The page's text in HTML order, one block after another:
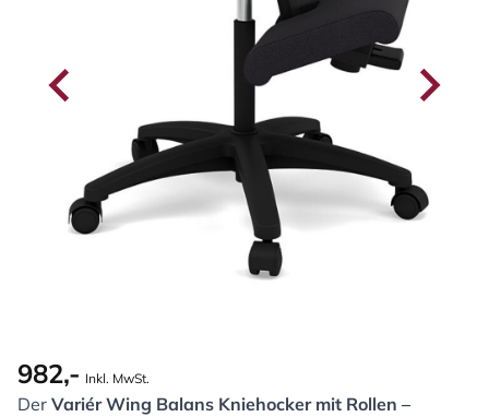
982,- Inkl. MwSt.
Der Variér Wing Balans Kniehocker mit Rollen –